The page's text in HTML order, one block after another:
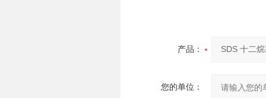
产品：
您的单位：